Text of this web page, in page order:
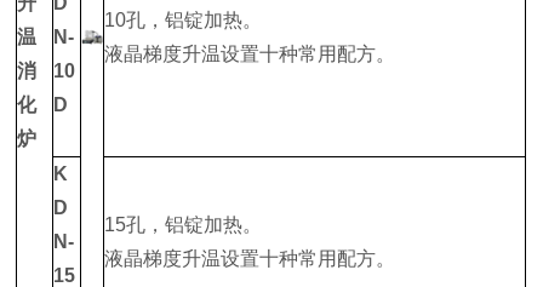
温
消
化
炉
N-
10
D
10孔，铝锭加热。
液晶梯度升温设置十种常用配方。
K
D
N-
15
15孔，铝锭加热。
液晶梯度升温设置十种常用配方。